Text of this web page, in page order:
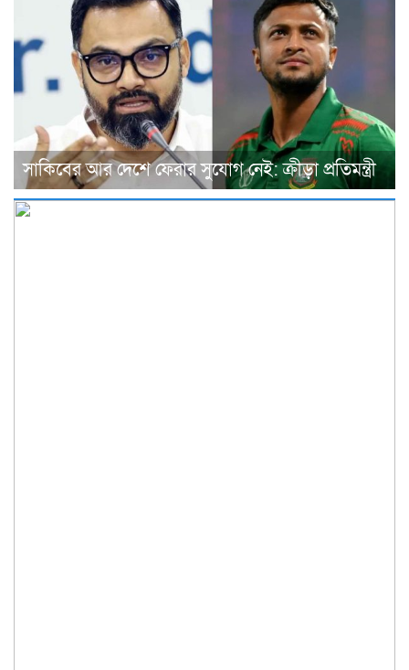
সাকিবের আর দেশে ফেরার সুযোগ নেই: ক্রীড়া প্রতিমন্ত্রী